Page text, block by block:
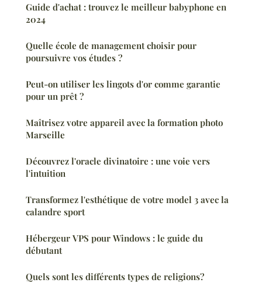
Guide d'achat : trouvez le meilleur babyphone en
2024
Quelle école de management choisir pour
poursuivre vos études ?
Peut-on utiliser les lingots d'or comme garantie
pour un prêt ?
Maîtrisez votre appareil avec la formation photo
Marseille
Découvrez l'oracle divinatoire : une voie vers
l'intuition
Transformez l'esthétique de votre model 3 avec la
calandre sport
Hébergeur VPS pour Windows : le guide du
débutant
Quels sont les différents types de religions?